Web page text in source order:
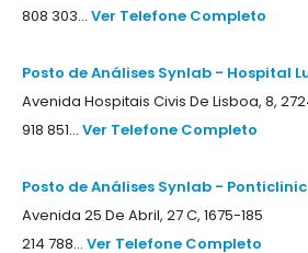
808 303... Ver Telefone Completo
Posto de Análises Synlab - Hospital
Avenida Hospitais Civis De Lisboa, 8,
918 851... Ver Telefone Completo
Posto de Análises Synlab - Ponticlinic
Avenida 25 De Abril, 27 C, 1675-185
214 788... Ver Telefone Completo